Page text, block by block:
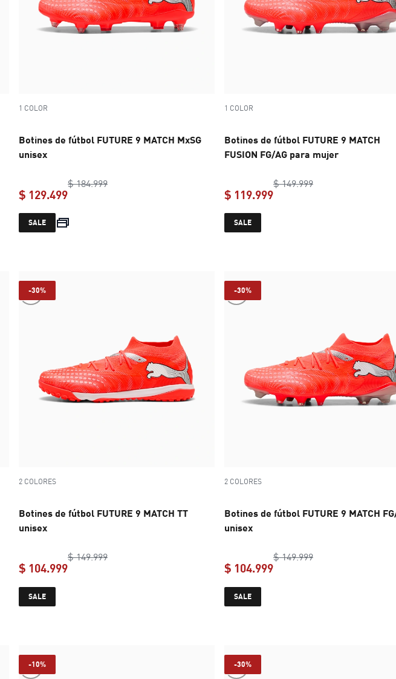
1 COLOR
Botines de fútbol FUTURE 9 MATCH MxSG
unisex
$ 184.999original price $ 184.999
$ 129.499
current price $ 129.499
SALE
1 COLOR
Botines de fútbol FUTURE 9 MATCH
FUSION FG/AG para mujer
$ 149.999original price $
$ 119.999
SALE
-30%
2 COLORES
Botines de fútbol FUTURE 9 MATCH TT
unisex
$ 149.999original price $ 149.999
$ 104.999
SALE
-30%
2 COLORES
Botines de fútbol FUTURE 9 MATCH
unisex
$ 149.999original price $
$ 104.999
SALE
-10% -30%